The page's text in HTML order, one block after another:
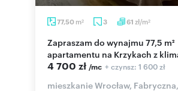
77,50 m2 3 61 zł/m2
Zapraszam do wynajmu 77,5 m²
apartamentu na Krzykach z
4 700 zł /mc + czynsz: 1 600 zł
mieszkanie Wrocław,